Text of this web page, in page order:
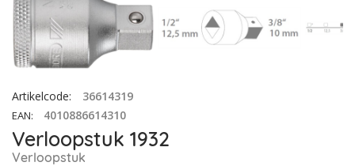
Artikelcode: 36614319
EAN: 4010886614310
Verloopstuk 1932
Verloopstuk